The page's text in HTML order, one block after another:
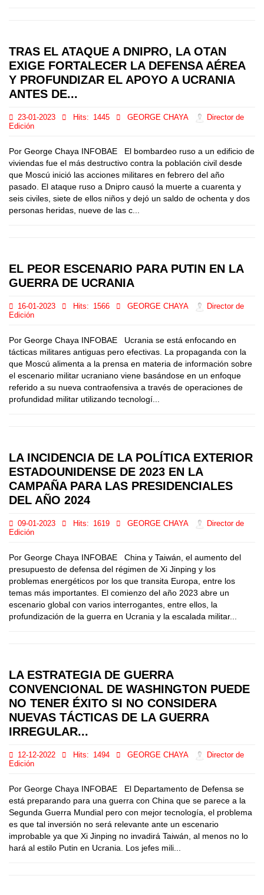
TRAS EL ATAQUE A DNIPRO, LA OTAN
EXIGE FORTALECER LA DEFENSA AÉREA
Y PROFUNDIZAR EL APOYO A UCRANIA
ANTES DE...
23-01-2023 Hits: 1445 GEORGE CHAYA
Director de
Edición
Por George Chaya INFOBAE El bombardeo ruso a un edificio de
viviendas fue el más destructivo contra la población civil desde
que Moscú inició las acciones militares en febrero del año
pasado. El ataque ruso a Dnipro causó la muerte a cuarenta y
seis civiles, siete de ellos niños y dejó un saldo de ochenta y dos
personas heridas, nueve de las c...
EL PEOR ESCENARIO PARA PUTIN EN LA
GUERRA DE UCRANIA
16-01-2023 Hits: 1566 GEORGE CHAYA
Director de
Edición
Por George Chaya INFOBAE Ucrania se está enfocando en
tácticas militares antiguas pero efectivas. La propaganda con la
que Moscú alimenta a la prensa en materia de información sobre
el escenario militar ucraniano viene basándose en un enfoque
referido a su nueva contraofensiva a través de operaciones de
profundidad militar utilizando tecnologí...
LA INCIDENCIA DE LA POLÍTICA EXTERIOR
ESTADOUNIDENSE DE 2023 EN LA
CAMPAÑA PARA LAS PRESIDENCIALES
DEL AÑO 2024
09-01-2023 Hits: 1619 GEORGE CHAYA
Director de
Edición
Por George Chaya INFOBAE China y Taiwán, el aumento del
presupuesto de defensa del régimen de Xi Jinping y los
problemas energéticos por los que transita Europa, entre los
temas más importantes. El comienzo del año 2023 abre un
escenario global con varios interrogantes, entre ellos, la
profundización de la guerra en Ucrania y la escalada militar...
LA ESTRATEGIA DE GUERRA
CONVENCIONAL DE WASHINGTON PUEDE
NO TENER ÉXITO SI NO CONSIDERA
NUEVAS TÁCTICAS DE LA GUERRA
IRREGULAR...
12-12-2022 Hits: 1494 GEORGE CHAYA
Director de
Edición
Por George Chaya INFOBAE El Departamento de Defensa se
está preparando para una guerra con China que se parece a la
Segunda Guerra Mundial pero con mejor tecnología, el problema
es que tal inversión no será relevante ante un escenario
improbable ya que Xi Jinping no invadirá Taiwán, al menos no lo
hará al estilo Putin en Ucrania. Los jefes mili...